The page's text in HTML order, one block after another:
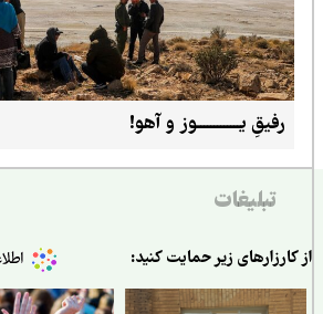
رفیقِ یـــــــــــــوز و آهو!
تبلیغات
زیر حمایت کنید: